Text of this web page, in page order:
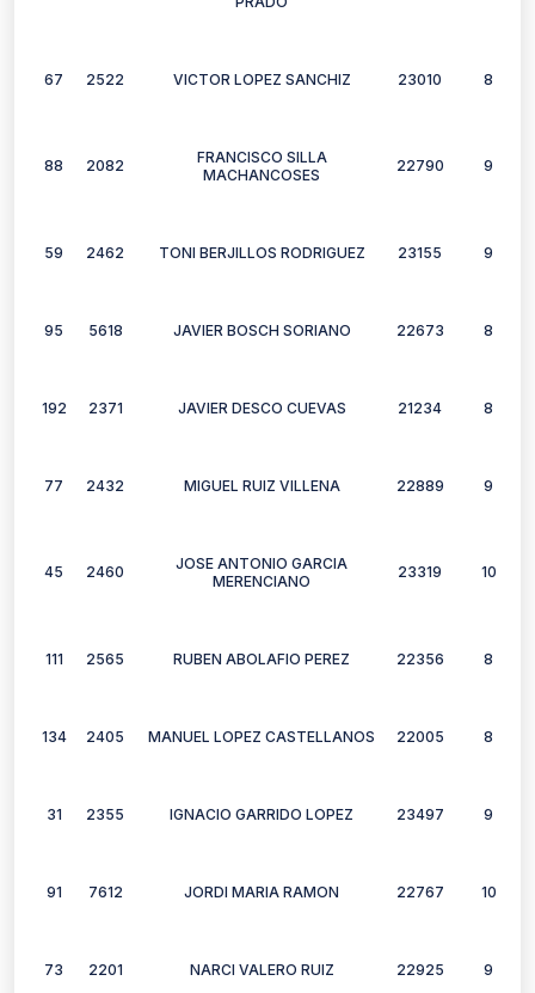
67 2522 VICTOR LOPEZ SANCHIZ 23010 8
88 2082
FRANCISCO SILLA
MACHANCOSES
22790 9
59 2462 TONI BERJILLOS RODRIGUEZ 23155 9
95 5618 JAVIER BOSCH SORIANO 22673 8
192 2371 JAVIER DESCO CUEVAS 21234 8
77 2432 MIGUEL RUIZ VILLENA 22889 9
45 2460
JOSE ANTONIO GARCIA
MERENCIANO
23319 10
111 2565 RUBEN ABOLAFIO PEREZ 22356 8
134 2405 MANUEL LOPEZ CASTELLANOS 22005 8
31 2355 IGNACIO GARRIDO LOPEZ 23497 9
91 7612 JORDI MARIA RAMON 22767 10
73 2201 NARCI VALERO RUIZ 22925 9